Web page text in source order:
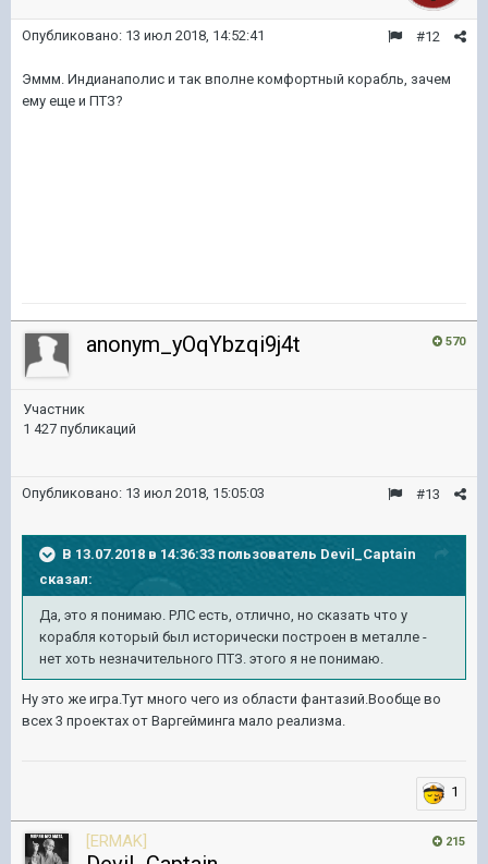
#12
Опубликовано: 13 июл 2018, 14:52:41
Эммм. Индианаполис и так вполне комфортный корабль, зачем
ему еще и ПТЗ?
570
anonym_yOqYbzqi9j4t
Участник
1 427 публикаций
#13
Опубликовано: 13 июл 2018, 15:05:03
В 13.07.2018 в 14:36:33 пользователь Devil_Captain
сказал:
Да, это я понимаю. РЛС есть, отлично, но сказать что у
корабля который был исторически построен в металле -
нет хоть незначительного ПТЗ. этого я не понимаю.
Ну это же игра.Тут много чего из области фантазий.Вообще во
всех 3 проектах от Варгейминга мало реализма.
1
215
[ERMAK]